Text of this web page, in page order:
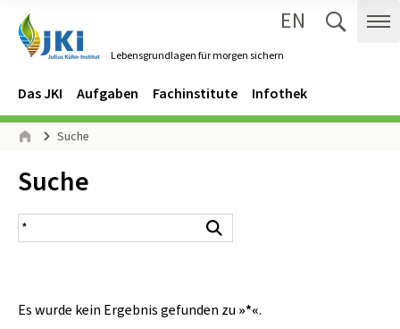
Lebensgrundlagen für morgen sichern
EN
Navigation
Hauptmenü
Das JKI Aufgaben Fachinstitute Infothek
Seitenpfad
Suche
Inhalt:
Suche
Suchergebnis
Es wurde kein Ergebnis gefunden zu »*«.